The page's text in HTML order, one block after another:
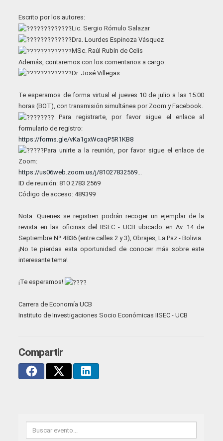
Escrito por los autores:
Lic. Sergio Rómulo Salazar
Dra. Lourdes Espinoza Vásquez
MSc. Raúl Rubín de Celis
Además, contaremos con los comentarios a cargo:
Dr. José Villegas
Te esperamos de forma virtual el jueves 10 de julio a las 15:00
horas (BOT), con transmisión simultánea por Zoom y Facebook.
Para registrarte, por favor sigue el enlace al
formulario de registro:
https://forms.gle/vKa1gxWcaqP5R1KB8
Para unirte a la reunión, por favor sigue el enlace de
Zoom:
https://us06web.zoom.us/j/81027832569...
ID de reunión: 810 2783 2569
Código de acceso: 489399
Nota: Quienes se registren podrán recoger un ejemplar de la
revista en las oficinas del IISEC - UCB ubicado en Av. 14 de
Septiembre Nº 4836 (entre calles 2 y 3), Obrajes, La Paz - Bolivia.
¡No te pierdas esta oportunidad de conocer más sobre este
interesante tema!
¡Te esperamos!
Carrera de Economía UCB
Instituto de Investigaciones Socio Económicas IISEC - UCB
Compartir